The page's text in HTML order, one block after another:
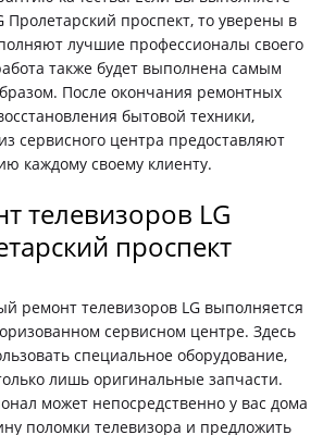
Пролетарский проспект, то уверены в
лучшие профессионалы своего
также будет выполнена самым
После окончания ремонтных
бытовой техники,
сервисного центра предоставляют
каждому своему клиенту.
телевизоров LG
проспект
ремонт телевизоров LG выполняется
сервисном центре. Здесь
специальное оборудование,
лишь оригинальные запчасти.
может непосредственно у вас дома
поломки телевизора и предложить